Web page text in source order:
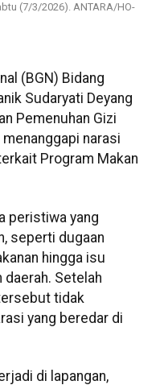
(7/3/2026). ANTARA/HO-
(BGN) Bidang
Sudaryati Deyang
Pemenuhan Gizi
narasi
Program Makan
peristiwa yang
seperti dugaan
hingga isu
Setelah
tidak
yang beredar di
di lapangan,